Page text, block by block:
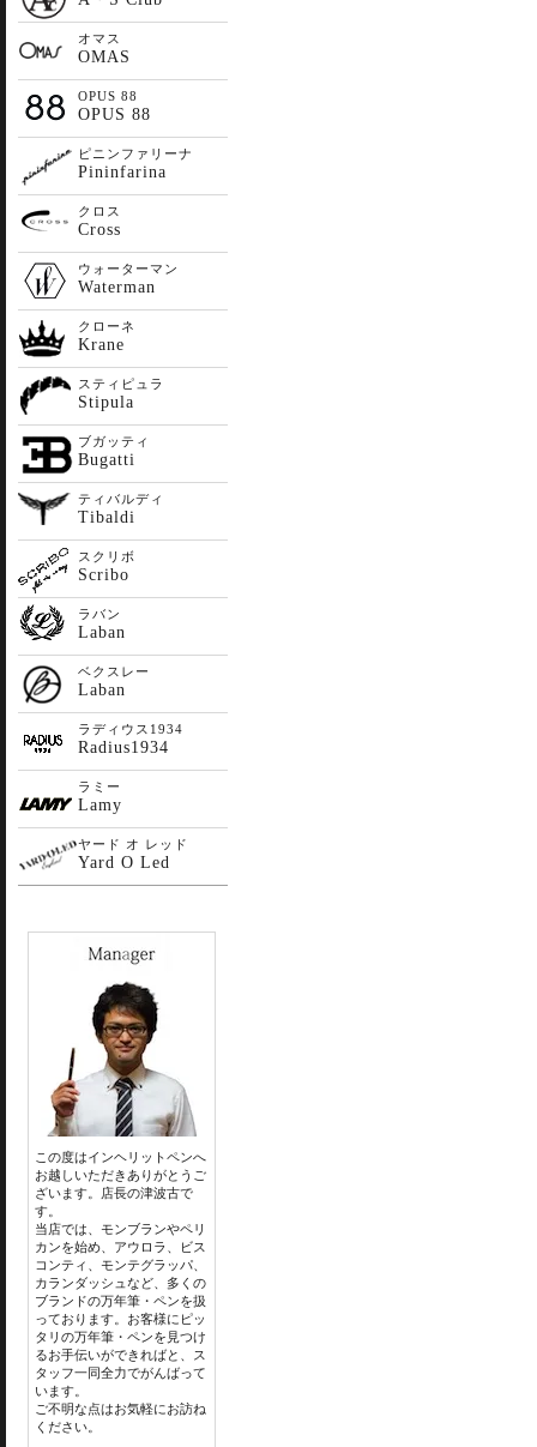
オマス
OMAS
OPUS 88
OPUS 88
ピニンファリーナ
Pininfarina
クロス
Cross
ウォーターマン
Waterman
クローネ
Krane
スティピュラ
Stipula
ブガッティ
Bugatti
ティバルディ
Tibaldi
スクリボ
Scribo
ラバン
Laban
ベクスレー
Laban
ラディウス1934
Radius1934
ラミー
Lamy
ヤード オ レッド
Yard O Led
この度はインヘリットペンへ
お越しいただきありがとうご
ざいます。店長の津波古で
す。
当店では、モンブランやペリ
カンを始め、アウロラ、ビス
コンティ、モンテグラッパ、
カランダッシュなど、多くの
ブランドの万年筆・ペンを扱
っております。お客様にピッ
タリの万年筆・ペンを見つけ
るお手伝いができればと、ス
タッフ一同全力でがんばって
います。
ご不明な点はお気軽にお訪ね
ください。